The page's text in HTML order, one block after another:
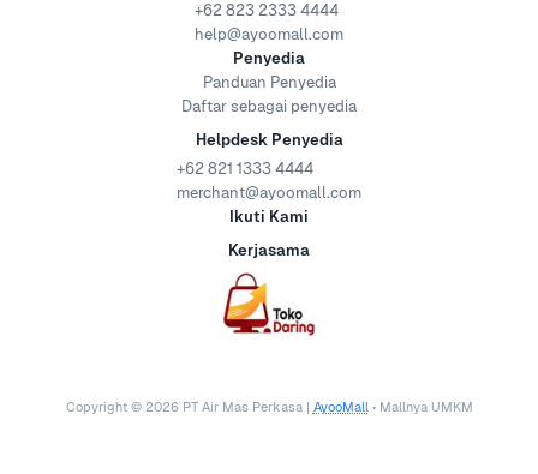
+62 823 2333 4444
help@ayoomall.com
Penyedia
Panduan Penyedia
Daftar sebagai penyedia
Helpdesk Penyedia
+62 821 1333 4444
merchant@ayoomall.com
Ikuti Kami
Kerjasama
Copyright © 2026 PT Air Mas Perkasa | AyooMall • Mallnya UMKM